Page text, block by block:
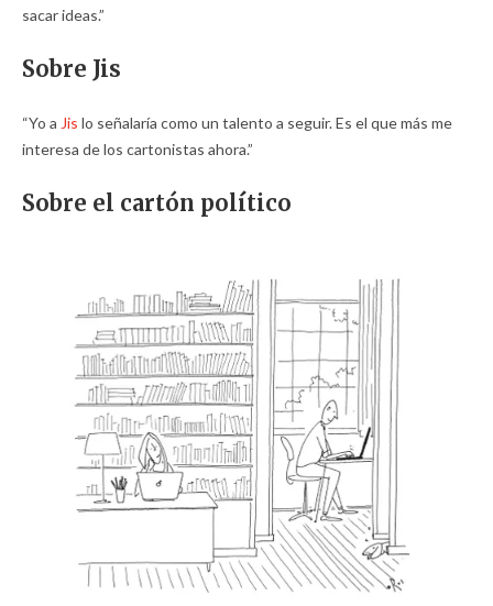
sacar ideas.”
Sobre Jis
“Yo a Jis lo señalaría como un talento a seguir. Es el que más me
interesa de los cartonistas ahora.”
Sobre el cartón político